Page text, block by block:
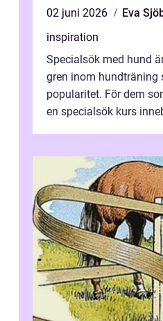
02 juni 2026
Eva
inspiration
Specialsök med hund
gren inom hundträning
popularitet. För dem
en specialsök kurs